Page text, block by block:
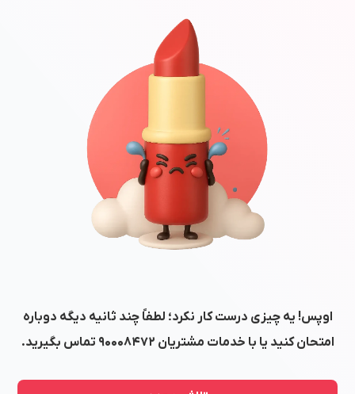
اوپس! یه چیزی درست کار نکرد؛ لطفاً چند ثانیه دیگه دوباره
امتحان کنید یا با خدمات مشتریان ۹۰۰۰۸۴۷۲ تماس بگیرید.